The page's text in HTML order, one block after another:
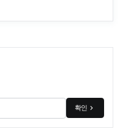
확인